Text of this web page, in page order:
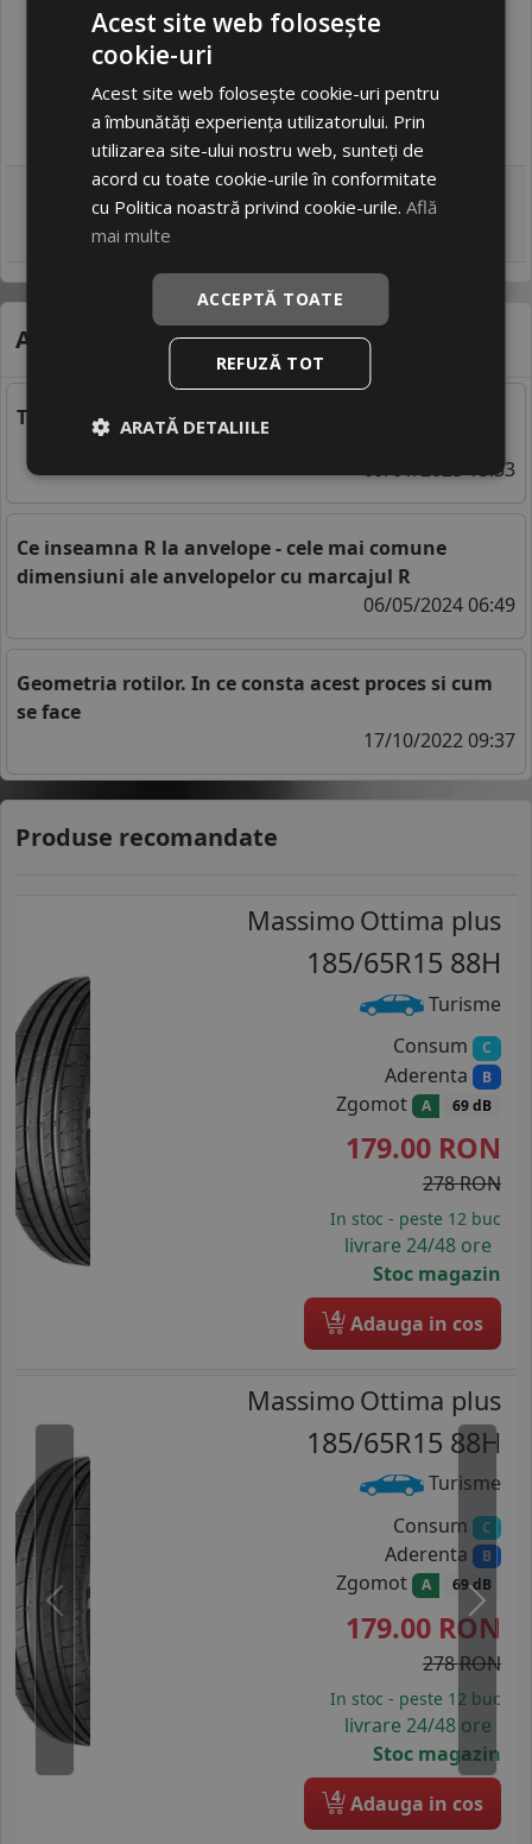
Autor:E-Roti.ro
Alte știri care te-ar putea interesa
TOP anvelope all season 205 55 r16
09/01/2023 15:53
Ce inseamna R la anvelope - cele mai comune
dimensiuni ale anvelopelor cu marcajul R
06/05/2024 06:49
Geometria rotilor. In ce consta acest proces si cum
se face
17/10/2022 09:37
Produse recomandate
Massimo Ottima plus
185/65R15 88H
Turisme
Consum C
Aderenta B
Zgomot A 69 dB
179.00 RON
278 RON
In stoc - peste 12 buc
livrare 24/48 ore
Stoc magazin
4 Adauga in cos
Massimo Ottima plus
185/65R15 88H
Turisme
Consum C
Aderenta B
Zgomot A 69 dB
179.00 RON
278 RON
In stoc - peste 12 buc
livrare 24/48 ore
Stoc magazin
4 Adauga in cos
Previous Next
Acest site web folosește
cookie-uri
Acest site web folosește cookie-uri pentru
a îmbunătăți experiența utilizatorului. Prin
utilizarea site-ului nostru web, sunteți de
acord cu toate cookie-urile în conformitate
cu Politica noastră privind cookie-urile.Află
mai multe
ACCEPTĂ TOATE
REFUZĂ TOT
ARATĂ DETALIILE